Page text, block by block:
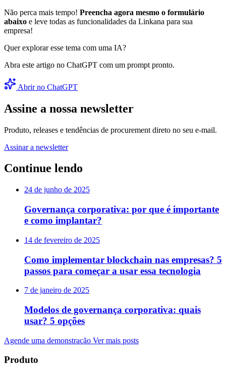
Não perca mais tempo! Preencha agora mesmo o formulário
abaixo e leve todas as funcionalidades da Linkana para sua
empresa!
Quer explorar esse tema com uma IA?
Abra este artigo no ChatGPT com um prompt pronto.
Abrir no ChatGPT
Assine a nossa newsletter
Produto, releases e tendências de procurement direto no seu e-mail.
Assinar a newsletter
Continue lendo
24 de junho de 2025
Governança corporativa: por que é importante
e como implantar?
14 de fevereiro de 2025
Como implementar blockchain nas empresas? 5
passos para começar a usar essa tecnologia
7 de janeiro de 2025
Modelos de governança corporativa: quais
usar? 5 opções
Agende uma demonstração Ver mais posts
Produto